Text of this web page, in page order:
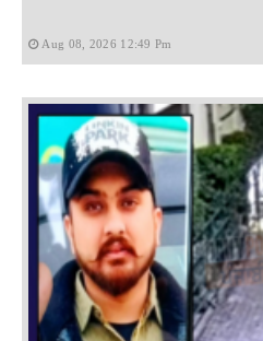
Aug 08, 2026 12:49 Pm